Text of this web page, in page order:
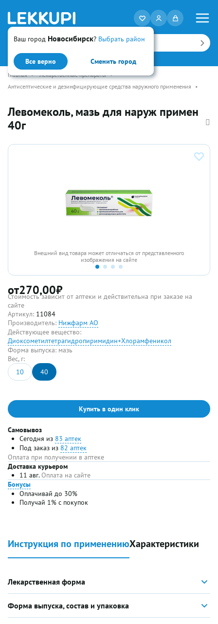
Ваш город Новосибирск? Выбрать район
Все верно Сменить город
Искать
Главная • Лекарственные препараты •
Антисептические и дезинфицирующие средства наружного применения
•
Левомеколь, мазь для наруж примен
40г
Внешний вид товара может отличаться от представленного
изображения на сайте
от270,00₽
Стоимость зависит от аптеки и действительна при заказе на
сайте
Артикул: 11084
Производитель: Нижфарм АО
Действующее вещество:
Диоксометилтетрагидропиримидин+Хлорамфеникол
Форма выпуска: мазь
Вес, г:
10
40
Купить в один клик
Самовывоз
Сегодня из 83 аптек
Под заказ из 82 аптек
Оплата при получении в аптеке
Доставка курьером
11 авг. Оплата на сайте
Бонусы
Оплачивай до 30%
Получай 1% с покупок
Инструкция по применениюХарактеристики
Лекарственная форма
Форма выпуска, состав и упаковка